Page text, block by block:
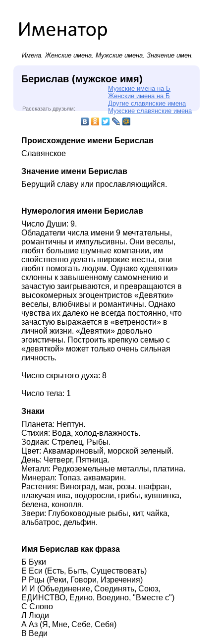
Имена.Женские имена. Мужские имена. Значение имен.
Берислав (мужское имя)
Мужские имена на Б
Женские имена на Б
Другие славянские имена
Мужские славянские имена
Рассказать друзьям:
Происхождение имени Берислав
Славянское
Значение имени Берислав
Берущий славу или прославляющийся.
Нумерология имени Берислав
Число Души: 9.
Обладатели числа имени 9 мечтательны,
романтичны и импульсивны. Они веселы,
любят большие шумные компании, им
свойственно делать широкие жесты, они
любят помогать людям. Однако «девятки»
склонны к завышенному самомнению и
зачастую заигрываются, и превращаются в
высокомерных эгоцентристов «Девятки»
веселы, влюбчивы и романтичны. Однако
чувства их далеко не всегда постоянно, что
зачастую выражается в «ветрености» в
личной жизни. «Девятки» довольно
эгоистичны. Построить крепкую семью с
«девяткой» может только очень сильная
личность.
Число скрытого духа: 8
Число тела: 1
Знаки
Планета: Нептун.
Стихия: Вода, холод-влажность.
Зодиак: Стрелец, Рыбы.
Цвет: Аквамариновый, морской зеленый.
День: Четверг, Пятница.
Металл: Редкоземельные металлы, платина.
Минерал: Топаз, аквамарин.
Растения: Виноград, мак, розы, шафран,
плакучая ива, водоросли, грибы, кувшинка,
белена, конопля.
Звери: Глубоководные рыбы, кит, чайка,
альбатрос, дельфин.
Имя Берислав как фраза
Б Буки
Е Еси (Есть, Быть, Существовать)
Р Рцы (Реки, Говори, Изречения)
И И (Объединение, Соединять, Союз,
ЕДИНСТВО, Едино, Воедино, "Вместе с")
С Слово
Л Люди
А Аз (Я, Мне, Себе, Себя)
В Веди